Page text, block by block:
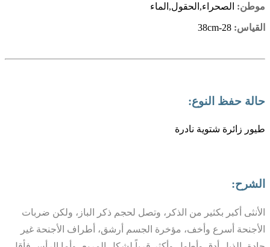
موطن: الصحراء,الحقول,الماء
القياس:
حالة حفظ النوع:
طيور زائرة شتوية نادرة
الشرح:
الأنثى أكبر بكثير من الذكر، وتصل لحجم ذكر الباز، ولكن ضربات
الأجنحة أسرع وأخف، مؤخرة الجسم أرشق، أطراف الأجنحة غير